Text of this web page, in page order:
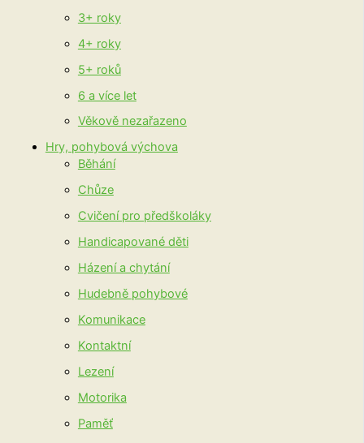
3+ roky
4+ roky
5+ roků
6 a více let
Věkově nezařazeno
Hry, pohybová výchova
Běhání
Chůze
Cvičení pro předškoláky
Handicapované děti
Házení a chytání
Hudebně pohybové
Komunikace
Kontaktní
Lezení
Motorika
Paměť